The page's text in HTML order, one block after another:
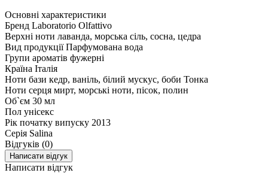
Основні характеристики
Бренд Laboratorio Olfattivo
Верхні ноти лаванда, морська сіль, сосна, цедра
Вид продукції Парфумована вода
Групи ароматів фужерні
Країна Італія
Ноти бази кедр, ваніль, білий мускус, боби Тонка
Ноти серця мирт, морські ноти, пісок, полин
Об`єм 30 мл
Пол унісекс
Рік початку випуску 2013
Серія Salina
Відгуків (0)
Написати відгук
Написати відгук